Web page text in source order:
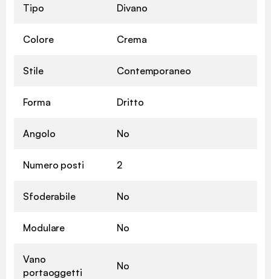
Tipo Divano
Colore Crema
Stile Contemporaneo
Forma Dritto
Angolo No
Numero posti 2
Sfoderabile No
Modulare No
Vano
portaoggetti
No